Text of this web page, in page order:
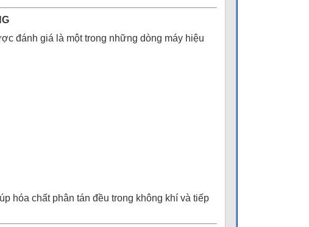
đánh giá là một trong những dòng máy hiệu
hóa chất phân tán đều trong không khí và tiếp